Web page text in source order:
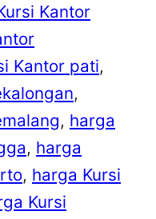
Kantor
Kantor pati
, harga
, harga
, harga Kursi
Kursi